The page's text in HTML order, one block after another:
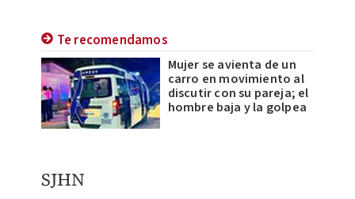
Te recomendamos
Mujer se avienta de un
carro en movimiento al
discutir con su pareja; el
hombre baja y la golpea
SJHN